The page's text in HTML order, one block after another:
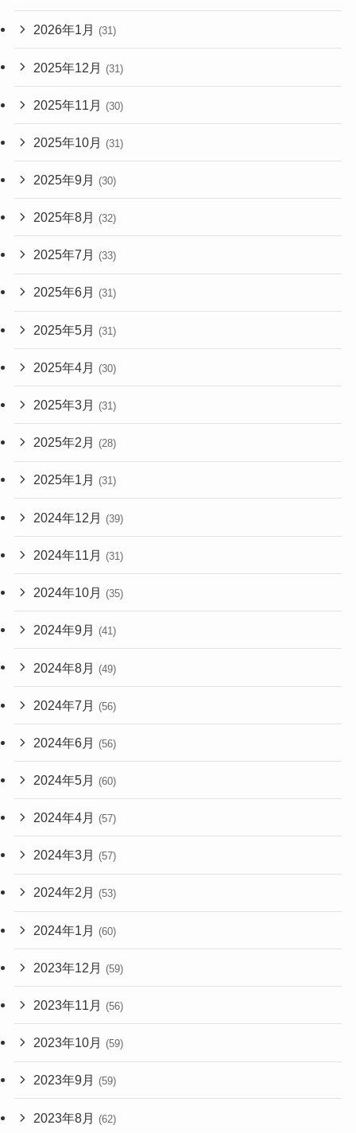
2026年1月 (31)
2025年12月 (31)
2025年11月 (30)
2025年10月 (31)
2025年9月 (30)
2025年8月 (32)
2025年7月 (33)
2025年6月 (31)
2025年5月 (31)
2025年4月 (30)
2025年3月 (31)
2025年2月 (28)
2025年1月 (31)
2024年12月 (39)
2024年11月 (31)
2024年10月 (35)
2024年9月 (41)
2024年8月 (49)
2024年7月 (56)
2024年6月 (56)
2024年5月 (60)
2024年4月 (57)
2024年3月 (57)
2024年2月 (53)
2024年1月 (60)
2023年12月 (59)
2023年11月 (56)
2023年10月 (59)
2023年9月 (59)
2023年8月 (62)